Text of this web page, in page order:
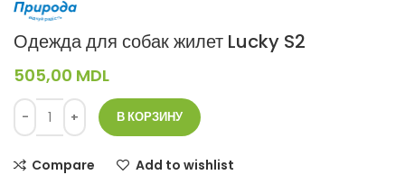
Одежда для собак жилет Lucky S2
505,00 MDL
В КОРЗИНУ
Compare Add to wishlist